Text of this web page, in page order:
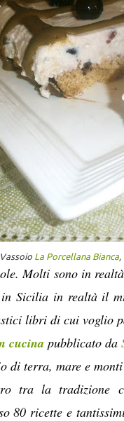
VassoioLa Porcellana Bianca,
Molti sono in
in Sicilia in realtà il
libri di cui voglio
cucina pubblicato da
di terra, mare e
tra la tradizione
80 ricette e